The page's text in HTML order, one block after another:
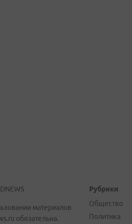
материалов
обязательна.
Рубрики
Общество
Политика